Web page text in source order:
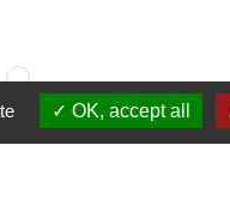
OK, accept all